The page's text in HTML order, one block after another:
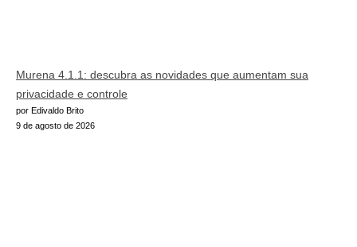
Murena 4.1.1: descubra as novidades que aumentam sua
privacidade e controle
por Edivaldo Brito
9 de agosto de 2026